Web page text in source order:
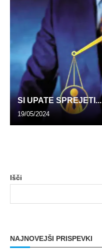
SI UPATE SPREJETI...
19/05/2024
Išči
NAJNOVEJŠI PRISPEVKI